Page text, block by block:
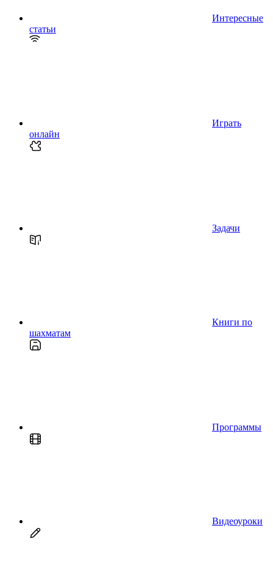
Интересные
статьи
Играть
онлайн
Задачи
Книги по
шахматам
Программы
Видеоуроки